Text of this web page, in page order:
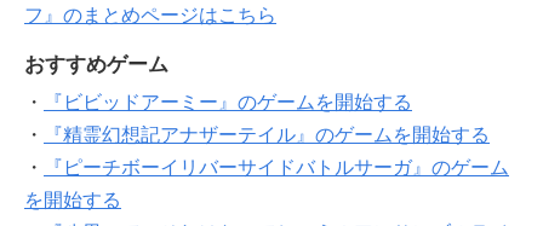
フ』のまとめページはこちら
おすすめゲーム
・
『ビビッドアーミー』のゲームを開始する
・
『精霊幻想記アナザーテイル』のゲームを開始する
・
『ピーチボーイリバーサイドバトルサーガ』のゲーム
を開始する